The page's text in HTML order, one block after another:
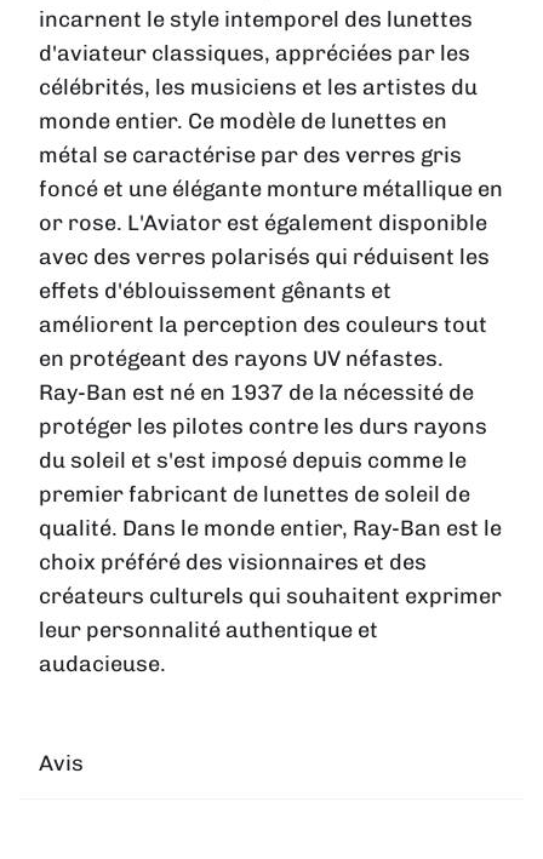
incarnent le style intemporel des lunettes
d'aviateur classiques, appréciées par les
célébrités, les musiciens et les artistes du
monde entier. Ce modèle de lunettes en
métal se caractérise par des verres gris
foncé et une élégante monture métallique en
or rose. L'Aviator est également disponible
avec des verres polarisés qui réduisent les
effets d'éblouissement gênants et
améliorent la perception des couleurs tout
en protégeant des rayons UV néfastes.
Ray-Ban est né en 1937 de la nécessité de
protéger les pilotes contre les durs rayons
du soleil et s'est imposé depuis comme le
premier fabricant de lunettes de soleil de
qualité. Dans le monde entier, Ray-Ban est le
choix préféré des visionnaires et des
créateurs culturels qui souhaitent exprimer
leur personnalité authentique et
audacieuse.
Avis